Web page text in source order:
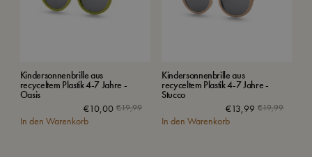
Kindersonnenbrille aus
recyceltem Plastik 4-7 Jahre -
Oasis
€19,99
€10,00
In den Warenkorb
Kindersonnenbrille aus
recyceltem Plastik 4-7 Jahre -
Stucco
€19,99
€13,99
In den Warenkorb